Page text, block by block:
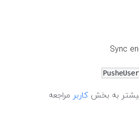
PusheUser
به بخش کاربر مراجعه